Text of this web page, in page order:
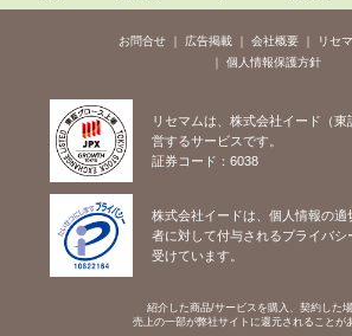
お問合せ 広告掲載 会社概要
リセ
個人情報保護方針
リセマムは、株式会社イード（
営するサービスです。
証券コード：6038
株式会社イードは、個人情報の適
者に対して付与されるプライバシ
受けています。
紹介した商品/サービスを購入、契約した場
売上の一部が弊社サイトに還元されることが